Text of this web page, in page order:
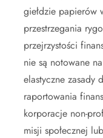
giełdzie papierów
przestrzegania
przejrzystości
nie są notowane
elastyczne zasady
raportowania
korporacje non-
misji społecznej